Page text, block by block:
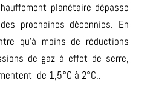
planétaire dépasse
prochaines décennies. En
qu’à moins de réductions
de gaz à effet de serre,
de 1,5°C à 2°C..